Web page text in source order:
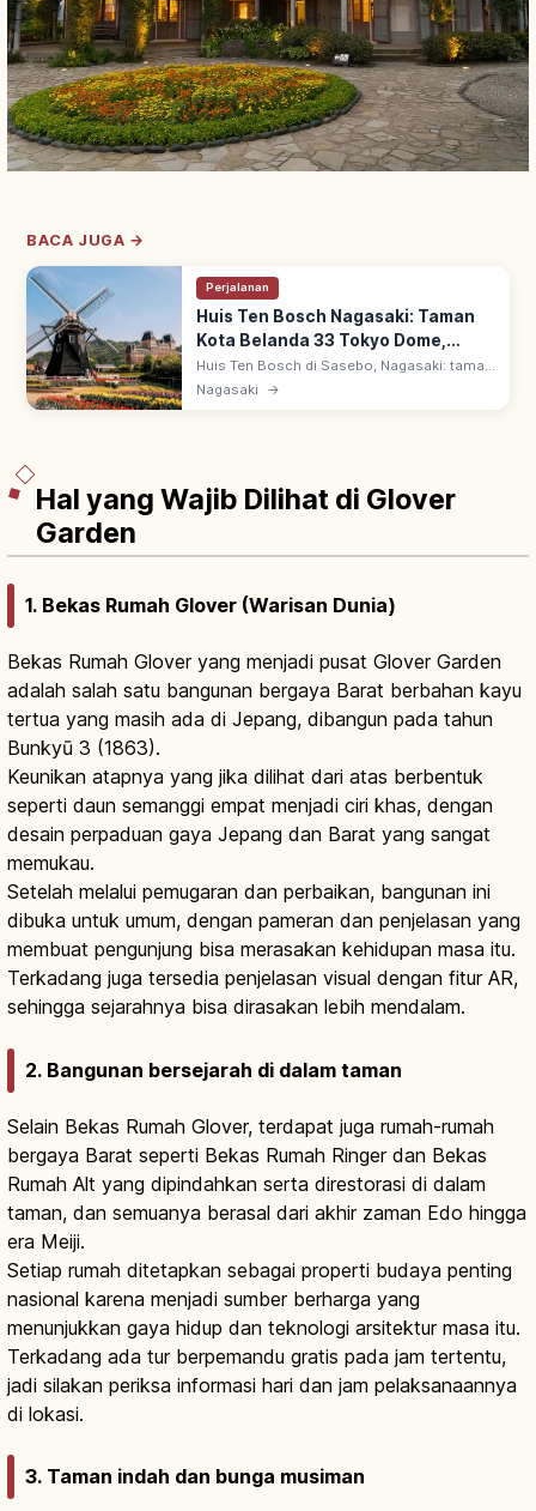
BACA JUGA →
Perjalanan
Huis Ten Bosch Nagasaki: Taman
Kota Belanda 33 Tokyo Dome,
Musim & Area Utama
Huis Ten Bosch di Sasebo, Nagasaki: taman
hiburan terbesar Jepang reproduksi kota
Belanda. ~33 Tokyo Dome dengan kanal,
Nagasaki →
Hal yang Wajib Dilihat di Glover
Garden
1. Bekas Rumah Glover (Warisan Dunia)
Bekas Rumah Glover yang menjadi pusat Glover Garden
adalah salah satu bangunan bergaya Barat berbahan kayu
tertua yang masih ada di Jepang, dibangun pada tahun
Bunkyū 3 (1863).
Keunikan atapnya yang jika dilihat dari atas berbentuk
seperti daun semanggi empat menjadi ciri khas, dengan
desain perpaduan gaya Jepang dan Barat yang sangat
memukau.
Setelah melalui pemugaran dan perbaikan, bangunan ini
dibuka untuk umum, dengan pameran dan penjelasan yang
membuat pengunjung bisa merasakan kehidupan masa itu.
Terkadang juga tersedia penjelasan visual dengan fitur AR,
sehingga sejarahnya bisa dirasakan lebih mendalam.
2. Bangunan bersejarah di dalam taman
Selain Bekas Rumah Glover, terdapat juga rumah-rumah
bergaya Barat seperti Bekas Rumah Ringer dan Bekas
Rumah Alt yang dipindahkan serta direstorasi di dalam
taman, dan semuanya berasal dari akhir zaman Edo hingga
era Meiji.
Setiap rumah ditetapkan sebagai properti budaya penting
nasional karena menjadi sumber berharga yang
menunjukkan gaya hidup dan teknologi arsitektur masa itu.
Terkadang ada tur berpemandu gratis pada jam tertentu,
jadi silakan periksa informasi hari dan jam pelaksanaannya
di lokasi.
3. Taman indah dan bunga musiman